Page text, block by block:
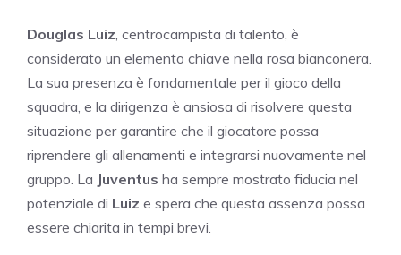
Douglas Luiz, centrocampista di talento, è
considerato un elemento chiave nella rosa bianconera.
La sua presenza è fondamentale per il gioco della
squadra, e la dirigenza è ansiosa di risolvere questa
situazione per garantire che il giocatore possa
riprendere gli allenamenti e integrarsi nuovamente nel
gruppo. La Juventus ha sempre mostrato fiducia nel
potenziale di Luiz e spera che questa assenza possa
essere chiarita in tempi brevi.